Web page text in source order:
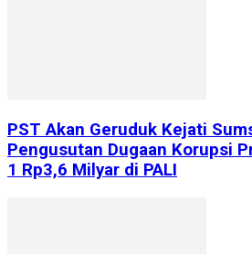
PST Akan Geruduk Kejati
Pengusutan Dugaan Korupsi
1 Rp3,6 Milyar di PALI